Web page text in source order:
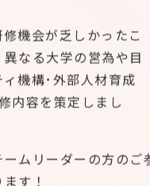
機会が乏しかったこ
なる大学の営為や目
機構･外部人材育成
内容を策定しまし
ムリーダーの方の